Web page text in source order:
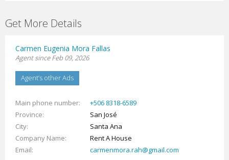
Get More Details
Carmen Eugenia Mora Fallas
Agent since Feb 09, 2026
Agent’s other Ads
Main phone number
+506 8318-6589
Province
San José
City
Santa Ana
Company Name
Rent A House
Email
carmenmora.rah@gmail.com